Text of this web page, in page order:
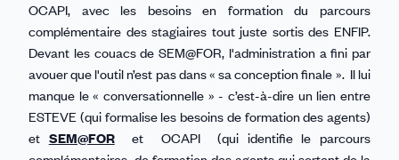
OCAPI, avec les besoins en formation du parcours
complémentaire des stagiaires tout juste sortis des ENFIP.
Devant les couacs de SEM@FOR, l'administration a fini par
avouer que l'outil n’est pas dans « sa conception finale ». Il lui
manque le « conversationnelle » - c’est-à-dire un lien entre
ESTEVE (qui formalise les besoins de formation des agents)
et SEM@FORet OCAPI (qui identifie le parcours